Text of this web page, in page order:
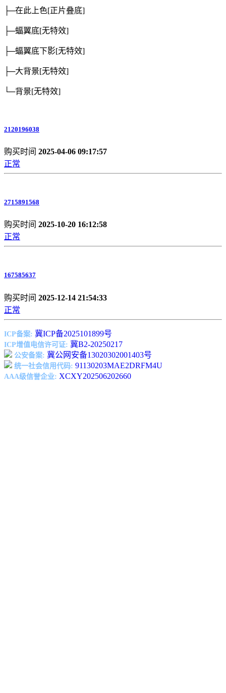
├─在此上色[正片叠底]
├─蝠翼底[无特效]
├─蝠翼底下影[无特效]
├─大背景[无特效]
└─背景[无特效]
2120196038
购买时间 2025-04-06 09:17:57
正常
2715891568
购买时间 2025-10-20 16:12:58
正常
167585637
购买时间 2025-12-14 21:54:33
正常
ICP备案: 冀ICP备2025101899号
ICP增值电信许可证: 冀B2-20250217
公安备案: 冀公网安备13020302001403号
统一社会信用代码: 91130203MAE2DRFM4U
AAA级信誉企业: XCXY202506202660